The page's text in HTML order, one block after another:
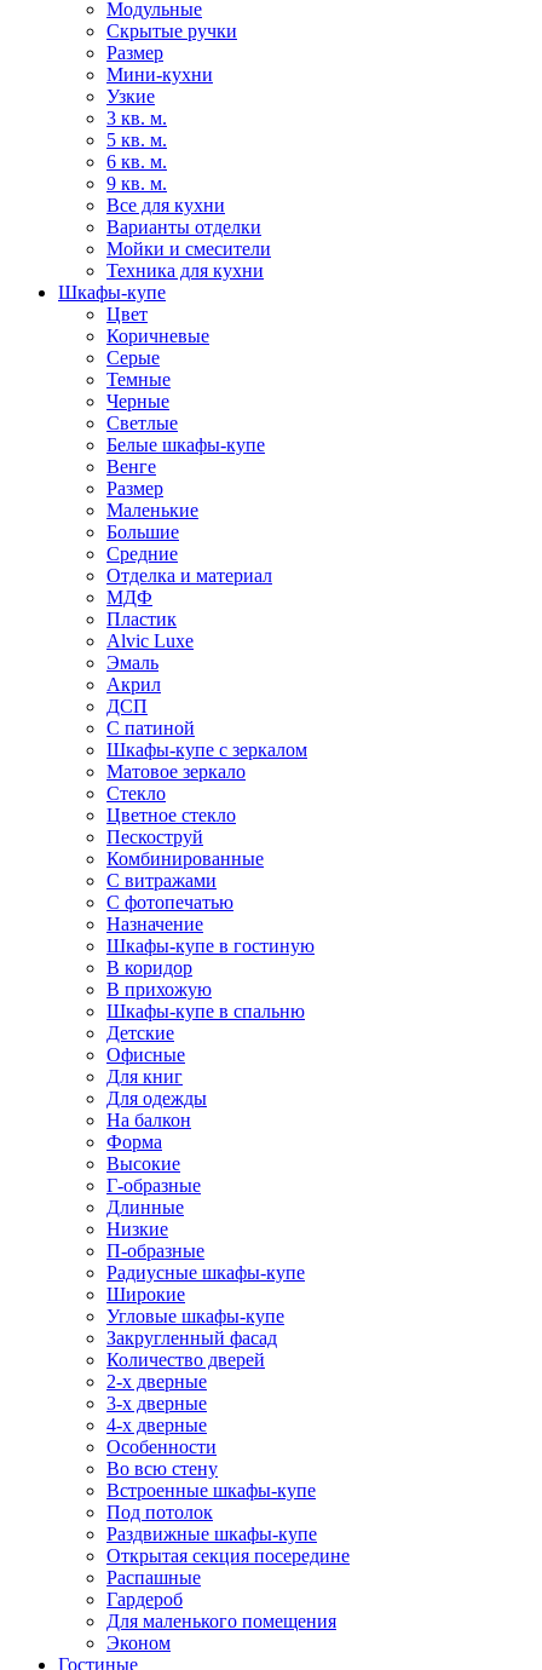
Модульные
Скрытые ручки
Размер
Мини-кухни
Узкие
3 кв. м.
5 кв. м.
6 кв. м.
9 кв. м.
Все для кухни
Варианты отделки
Мойки и смесители
Техника для кухни
Шкафы-купе
Цвет
Коричневые
Серые
Темные
Черные
Светлые
Белые шкафы-купе
Венге
Размер
Маленькие
Большие
Средние
Отделка и материал
МДФ
Пластик
Alvic Luxe
Эмаль
Акрил
ДСП
С патиной
Шкафы-купе с зеркалом
Матовое зеркало
Стекло
Цветное стекло
Пескоструй
Комбинированные
С витражами
С фотопечатью
Назначение
Шкафы-купе в гостиную
В коридор
В прихожую
Шкафы-купе в спальню
Детские
Офисные
Для книг
Для одежды
На балкон
Форма
Высокие
Г-образные
Длинные
Низкие
П-образные
Радиусные шкафы-купе
Широкие
Угловые шкафы-купе
Закругленный фасад
Количество дверей
2-х дверные
3-х дверные
4-х дверные
Особенности
Во всю стену
Встроенные шкафы-купе
Под потолок
Раздвижные шкафы-купе
Открытая секция посередине
Распашные
Гардероб
Для маленького помещения
Эконом
Гостиные